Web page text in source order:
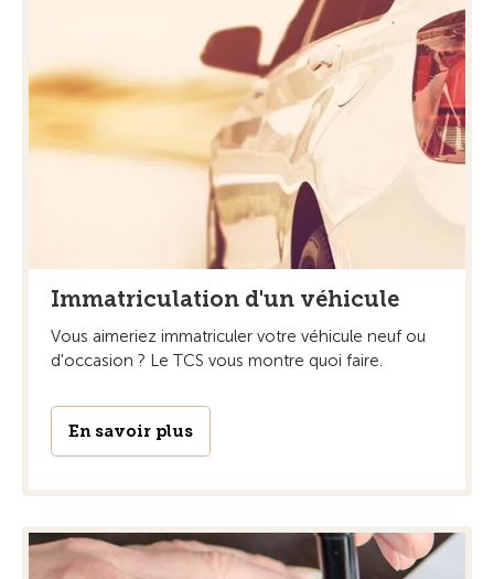
Immatriculation d'un véhicule
Vous aimeriez immatriculer votre véhicule neuf ou
d'occasion ? Le TCS vous montre quoi faire.
En savoir plus